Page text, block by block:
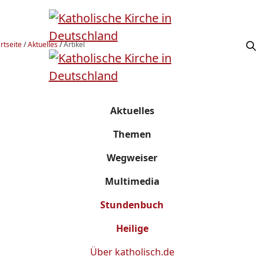
/Aktuelles/Artikel
Aktuelles
Themen
Wegweiser
Multimedia
Stundenbuch
Heilige
Über katholisch.de